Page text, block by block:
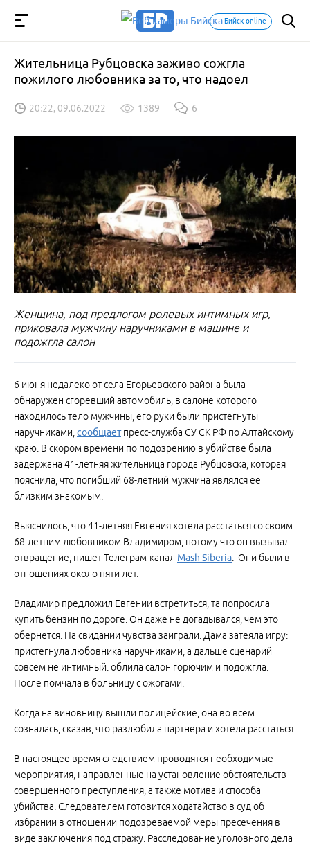
Бийск-online
Жительница Рубцовска заживо сожгла
пожилого любовника за то, что надоел
20:22, 09.06.2022 1389 6
Женщина, под предлогом ролевых интимных игр,
приковала мужчину наручниками в машине и
подожгла салон
6 июня недалеко от села Егорьевского района была
обнаружен сгоревший автомобиль, в салоне которого
находилось тело мужчины, его руки были пристегнуты
наручниками,сообщаетпресс-служба СУ СК РФ по Алтайскому
краю. В скором времени по подозрению в убийстве была
задержана 41-летняя жительница города Рубцовска, которая
пояснила, что погибший 68-летний мужчина являлся ее
близким знакомым.
Выяснилось, что 41-летняя Евгения хотела расстаться со своим
68-летним любовником Владимиром, потому что он вызывал
отвращение, пишет Телеграм-канал Mash Siberia. Они были в
отношениях около пяти лет.
Владимир предложил Евгении встретиться, та попросила
купить бензин по дороге. Он даже не догадывался, чем это
обернется. На свидании чувства заиграли. Дама затеяла игру:
пристегнула любовника наручниками, а дальше сценарий
совсем не интимный: облила салон горючим и подожгла.
После помчала в больницу с ожогами.
Когда на виновницу вышли полицейские, она во всем
созналась, сказав, что разлюбила партнера и хотела расстаться.
В настоящее время следствием проводятся необходимые
мероприятия, направленные на установление обстоятельств
совершенного преступления, а также мотива и способа
убийства. Следователем готовится ходатайство в суд об
избрании в отношении подозреваемой меры пресечения в
виде заключения под стражу. Расследование уголовного дела